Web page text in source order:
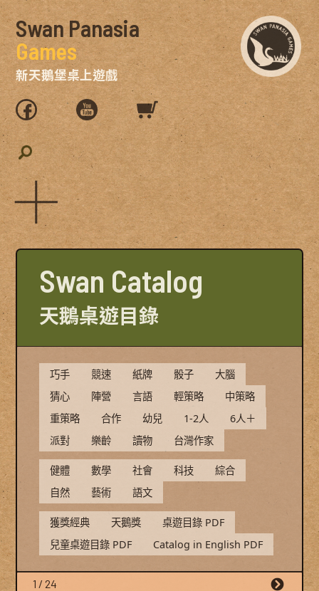
Swan Panasia
Games
新天鵝堡桌上遊戲
Swan Catalog
天鵝桌遊目錄
巧手 競速 紙牌 骰子
大腦
猜心
陣營 言語 輕策略
中策略
重策略
合作 幼兒 1-2人
6人＋
派對
樂齡 讀物 台灣作家
健體 數學 社會 科技
綜合
自然
藝術 語文
獲獎經典 天鵝獎
桌遊目錄 PDF
兒童桌遊目錄 PDF
Catalog in English PDF
1 / 24